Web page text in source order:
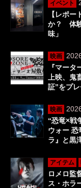
イベント
【レポ
か？ 体
味」
映画
『マー
上映、
証”をプ
映画
“恐竜×戦
ウォー 恐
ラ』と黒
アイテム
ロメロ監
ス・ホラ